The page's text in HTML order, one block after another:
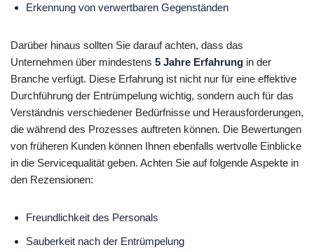
Erkennung von verwertbaren Gegenständen
Darüber hinaus sollten Sie darauf achten, dass das
Unternehmen über mindestens 5 Jahre Erfahrung in der
Branche verfügt. Diese Erfahrung ist nicht nur für eine effektive
Durchführung der Entrümpelung wichtig, sondern auch für das
Verständnis verschiedener Bedürfnisse und Herausforderungen,
die während des Prozesses auftreten können. Die Bewertungen
von früheren Kunden können Ihnen ebenfalls wertvolle Einblicke
in die Servicequalität geben. Achten Sie auf folgende Aspekte in
den Rezensionen:
Freundlichkeit des Personals
Sauberkeit nach der Entrümpelung